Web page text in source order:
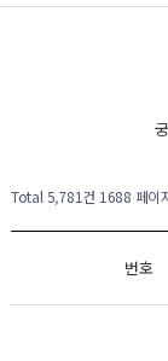
Total 5,781건 1688 페이
번호